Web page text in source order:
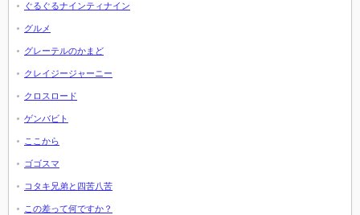
ぐるぐるナインティナイン
グルメ
グレーテルのかまど
クレイジージャーニー
クロスロード
ゲンバビト
ここから
ゴゴスマ
コタキ兄弟と四苦八苦
この差って何ですか？